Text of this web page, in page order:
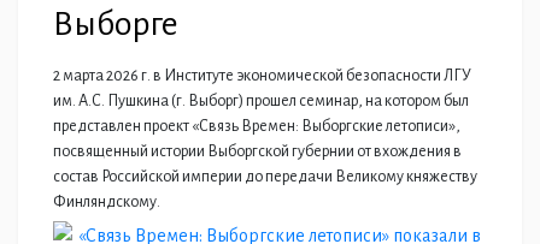
Выборге
2 марта 2026 г. в Институте экономической безопасности ЛГУ
им. А.С. Пушкина (г. Выборг) прошел семинар, на котором был
представлен проект «Связь Времен: Выборгские летописи»,
посвященный истории Выборгской губернии от вхождения в
состав Российской империи до передачи Великому княжеству
Финляндскому.